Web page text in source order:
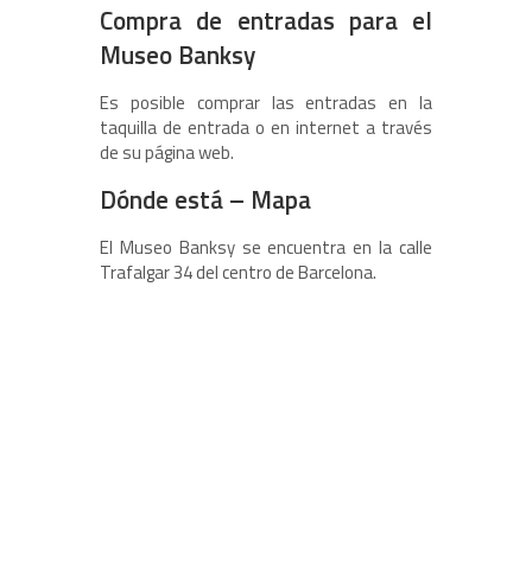
Compra de entradas para el
Museo Banksy
Es posible comprar las entradas en la
taquilla de entrada o en internet a través
de su página web.
Dónde está – Mapa
El Museo Banksy se encuentra en la calle
Trafalgar 34 del centro de Barcelona.